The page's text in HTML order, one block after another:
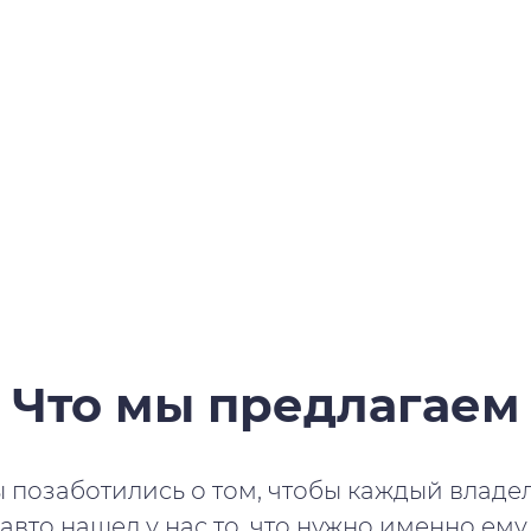
Что мы предлагаем
о том, чтобы каждый